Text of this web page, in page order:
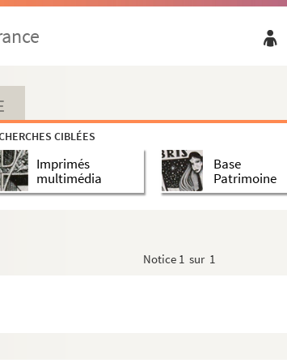
CIBLÉES
Imprimés
multimédia
Base
Patrimoine
Notice 1 sur 1
aux félibres
Cucugnan". Conférence faite au Nouveau Cercle I...